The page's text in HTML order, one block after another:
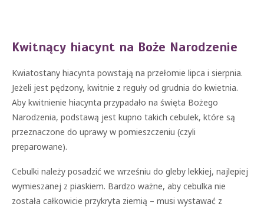
Kwitnący hiacynt na Boże Narodzenie
Kwiatostany hiacynta powstają na przełomie lipca i sierpnia.
Jeżeli jest pędzony, kwitnie z reguły od grudnia do kwietnia.
Aby kwitnienie hiacynta przypadało na święta Bożego
Narodzenia, podstawą jest kupno takich cebulek, które są
przeznaczone do uprawy w pomieszczeniu (czyli
preparowane).
Cebulki należy posadzić we wrześniu do gleby lekkiej, najlepiej
wymieszanej z piaskiem. Bardzo ważne, aby cebulka nie
została całkowicie przykryta ziemią – musi wystawać z